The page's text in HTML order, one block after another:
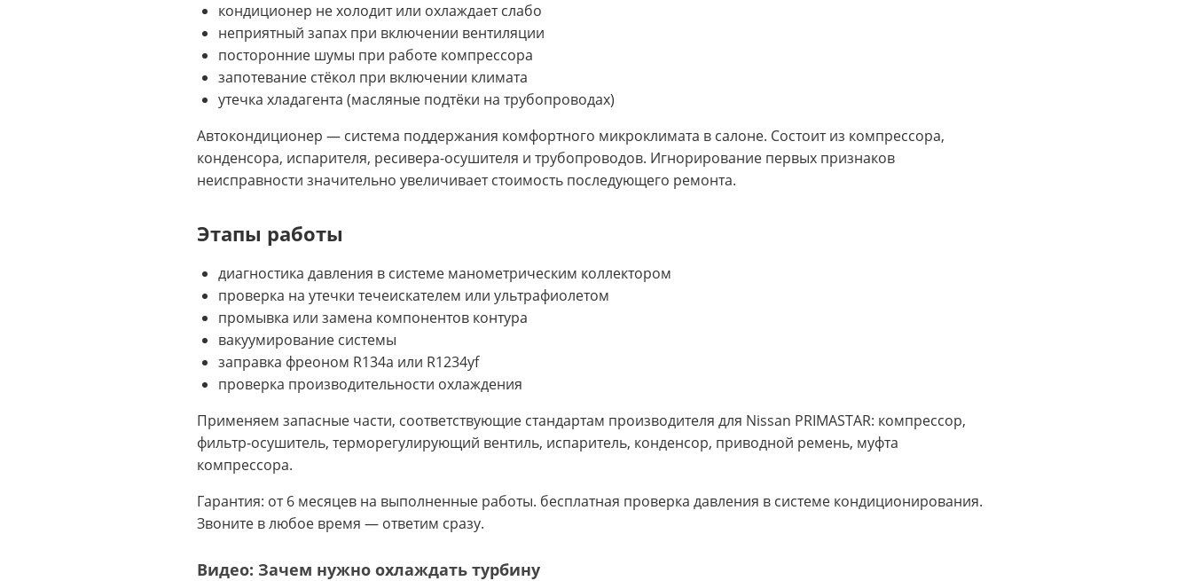
кондиционер не холодит или охлаждает слабо
неприятный запах при включении вентиляции
посторонние шумы при работе компрессора
запотевание стёкол при включении климата
утечка хладагента (масляные подтёки на трубопроводах)
Автокондиционер — система поддержания комфортного микроклимата в салоне. Состоит из компрессора,
конденсора, испарителя, ресивера-осушителя и трубопроводов. Игнорирование первых признаков
неисправности значительно увеличивает стоимость последующего ремонта.
Этапы работы
диагностика давления в системе манометрическим коллектором
проверка на утечки течеискателем или ультрафиолетом
промывка или замена компонентов контура
вакуумирование системы
заправка фреоном R134a или R1234yf
проверка производительности охлаждения
Применяем запасные части, соответствующие стандартам производителя для Nissan PRIMASTAR: компрессор,
фильтр-осушитель, терморегулирующий вентиль, испаритель, конденсор, приводной ремень, муфта
компрессора.
Гарантия: от 6 месяцев на выполненные работы. бесплатная проверка давления в системе кондиционирования.
Звоните в любое время — ответим сразу.
Видео: Зачем нужно охлаждать турбину